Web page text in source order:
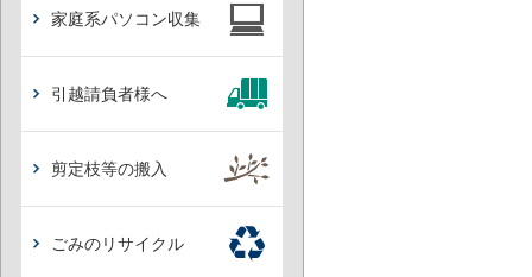
家庭系パソコン収集
引越請負者様へ
剪定枝等の搬入
ごみのリサイクル